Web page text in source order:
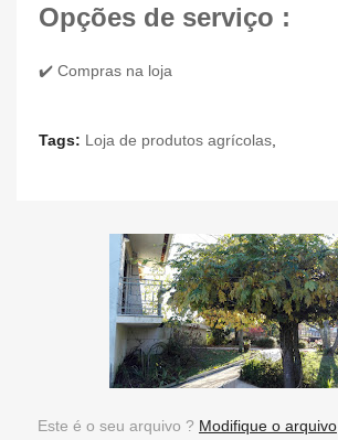
Opções de serviço :
✔️ Compras na loja
Tags: Loja de produtos agrícolas
Este é o seu arquivo ? Modifique o arquivo